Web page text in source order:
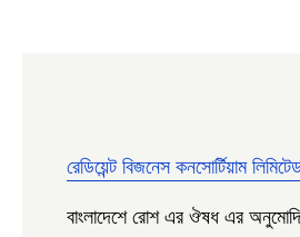
রেডিয়েন্ট বিজনেস কনসোর্টিয়াম
বাংলাদেশে রোশ এর ঔষধ এর